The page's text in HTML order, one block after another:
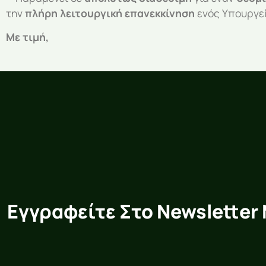
τηνπλήρη λειτουργική επανεκκίνηση ενός
Με τιμή,
Εγγραφείτε Στο